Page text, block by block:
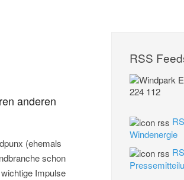
anderen
(ehemals
schon
Impulse
RSS
Windenergie